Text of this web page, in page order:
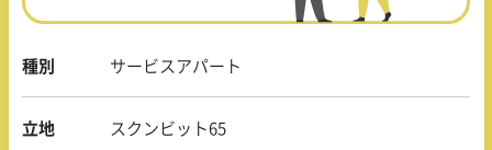
種別 サービスアパート
立地 スクンビット65